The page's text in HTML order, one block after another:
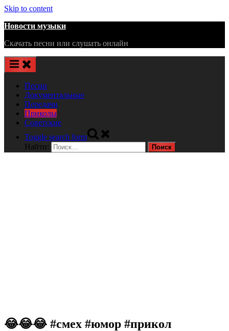
Skip to content
Новости музыки
Скачать песни или слушать онлайн
Песни
Документальные
Передачи
Приколы
Советские
Toggle search form
Найти:
😂😂😂 #смех #юмор #прикол